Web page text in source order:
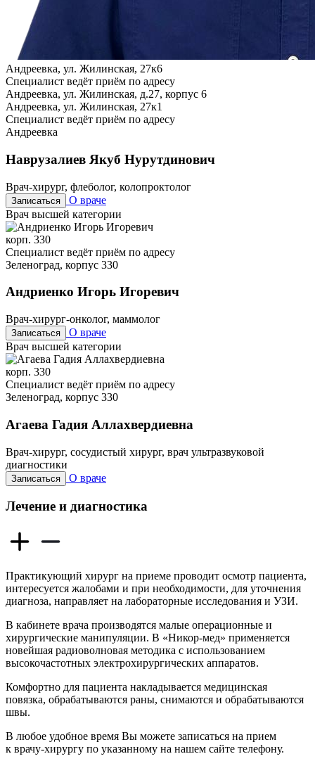
Андреевка, ул. Жилинская, 27к6
Специалист ведёт приём по адресу
Андреевка, ул. Жилинская, д.27, корпус 6
Андреевка, ул. Жилинская, 27к1
Специалист ведёт приём по адресу
Андреевка
Наврузалиев Якуб Нурутдинович
Врач-хирург, флеболог, колопроктолог
Записаться
О враче
Врач высшей категории
корп. 330
Специалист ведёт приём по адресу
Зеленоград, корпус 330
Андриенко Игорь Игоревич
Врач-хирург-онколог, маммолог
Записаться
О враче
Врач высшей категории
корп. 330
Специалист ведёт приём по адресу
Зеленоград, корпус 330
Агаева Гадия Аллахвердиевна
Врач-хирург, сосудистый хирург, врач ультразвуковой
диагностики
Записаться О враче
Лечение и диагностика
Практикующий хирург на приеме проводит осмотр пациента,
интересуется жалобами и при необходимости, для уточнения
диагноза, направляет на лабораторные исследования и УЗИ.
В кабинете врача производятся малые операционные и
хирургические манипуляции. В «Никор-мед» применяется
новейшая радиоволновая методика с использованием
высокочастотных электрохирургических аппаратов.
Комфортно для пациента накладывается медицинская
повязка, обрабатываются раны, снимаются и обрабатываются
швы.
В любое удобное время Вы можете записаться на прием
к врачу-хирургу по указанному на нашем сайте телефону.